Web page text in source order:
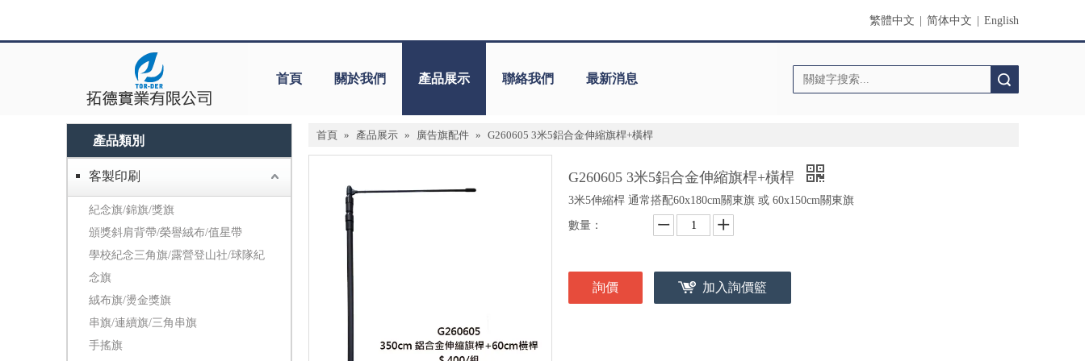
繁體中文 简体中文 English
首頁 關於我們 產品展示 聯絡我們 最新消息
產品類別
客製印刷
紀念旗/錦旗/獎旗
頒獎斜肩背帶/榮譽絨布/值星帶
學校紀念三角旗/露營登山社/球隊紀
念旗
絨布旗/燙金獎旗
串旗/連續旗/三角串旗
手搖旗
首頁 » 產品展示 » 廣告旗配件 » G260605 3米5鋁合金伸縮旗桿+橫桿
G260605 3米5鋁合金伸縮旗桿+橫桿
3米5伸縮桿 通常搭配60x180cm關東旗 或 60x150cm關東旗
數量：
詢價 加入詢價籃